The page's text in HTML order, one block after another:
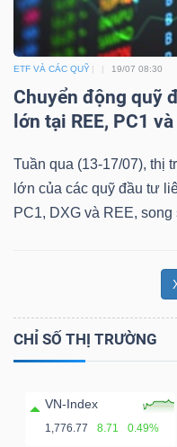
ETF VÀ CÁC QUỸ 19/07 08:30
Chuyển động quỹ
lớn tại REE, PC1 và
Tuần qua (13-17/07), thị
lớn của các quỹ đầu tư
PC1, DXG và REE,
CHỈ SỐ THỊ TRƯỜNG
VN-Index
1,776.77 8.71 0.49%